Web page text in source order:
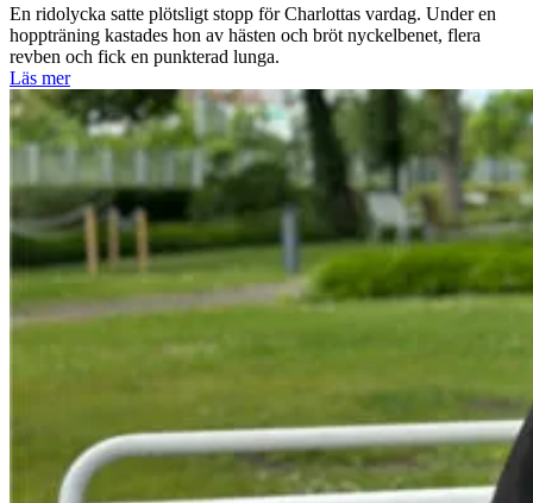
En ridolycka satte plötsligt stopp för Charlottas vardag. Under en
hoppträning kastades hon av hästen och bröt nyckelbenet, flera
revben och fick en punkterad lunga.
Läs mer